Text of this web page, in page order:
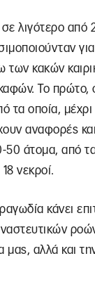
λιγότερο από
των κακών
Το πρώτο,
τα οποία,
αναφορές
άτομα, από
νεκροί.
κάνει
αλλά και